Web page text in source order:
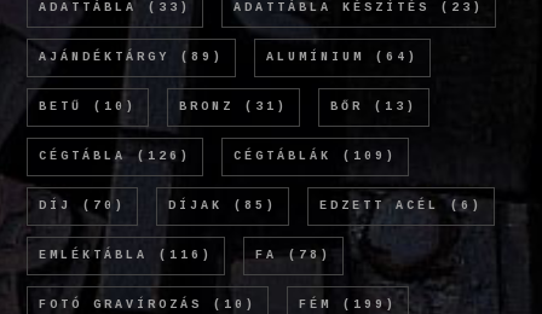
ADATTÁBLA (33) ADATTÁBLA KÉSZÍTÉS (23)
AJÁNDÉKTÁRGY (89) ALUMÍNIUM (64)
BETŰ (10) BRONZ (31) BŐR (13)
CÉGTÁBLA (126) CÉGTÁBLÁK (109)
DÍJ (70) DÍJAK (85) EDZETT ACÉL (6)
EMLÉKTÁBLA (116) FA (78)
FOTÓ GRAVÍROZÁS (10) FÉM (199)